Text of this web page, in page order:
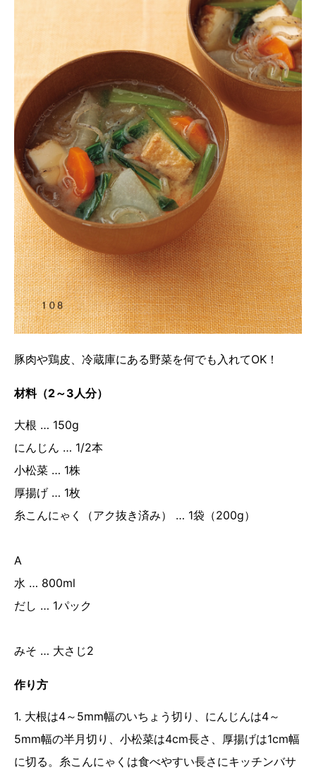
豚肉や鶏皮、冷蔵庫にある野菜を何でも入れてOK！
材料（2～3人分）
大根 … 150g
にんじん … 1/2本
小松菜 … 1株
厚揚げ … 1枚
糸こんにゃく（アク抜き済み） … 1袋（200g）
A
水 … 800ml
だし … 1パック
みそ … 大さじ2
作り方
1. 大根は4～5mm幅のいちょう切り、にんじんは4～
5mm幅の半月切り、小松菜は4cm長さ、厚揚げは1cm幅
に切る。糸こんにゃくは食べやすい長さにキッチンバサ